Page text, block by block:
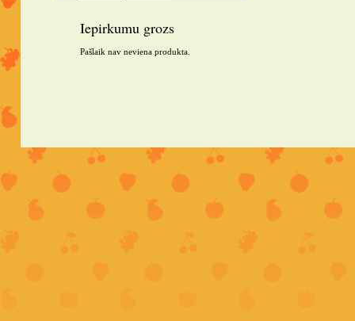
Iepirkumu grozs
Pašlaik nav neviena produkta.